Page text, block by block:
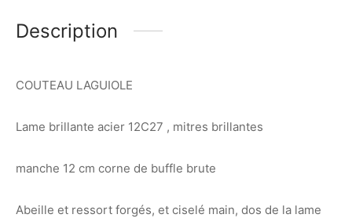
Description
COUTEAU LAGUIOLE
Lame brillante acier 12C27 , mitres brillantes
manche 12 cm corne de buffle brute
Abeille et ressort forgés, et ciselé main, dos de la lame